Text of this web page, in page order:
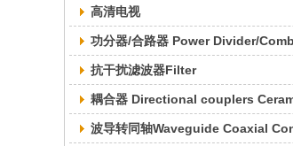
高清电视
功分器/合路器 Power Divider/
抗干扰滤波器Filter
耦合器 Directional couplers
波导转同轴Waveguide Coaxial